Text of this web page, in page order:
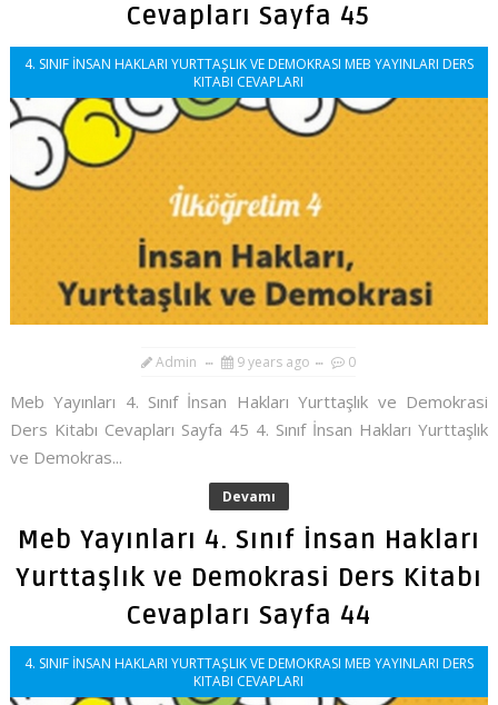
Cevapları Sayfa 45
4. SINIF İNSAN HAKLARI YURTTAŞLIK VE DEMOKRASI MEB YAYINLARI DERS
KITABI CEVAPLARI
Admin 9 years ago 0
Meb Yayınları 4. Sınıf İnsan Hakları Yurttaşlık ve Demokrasi
Ders Kitabı Cevapları Sayfa 45 4. Sınıf İnsan Hakları Yurttaşlık
ve Demokras...
Devamı
Meb Yayınları 4. Sınıf İnsan Hakları
Yurttaşlık ve Demokrasi Ders Kitabı
Cevapları Sayfa 44
4. SINIF İNSAN HAKLARI YURTTAŞLIK VE DEMOKRASI MEB YAYINLARI DERS
KITABI CEVAPLARI